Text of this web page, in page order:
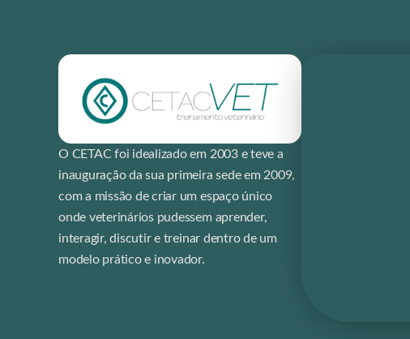
O CETAC foi idealizado em 2003 e teve a
inauguração da sua primeira sede em 2009,
com a missão de criar um espaço único
onde veterinários pudessem aprender,
interagir, discutir e treinar dentro de um
modelo prático e inovador.